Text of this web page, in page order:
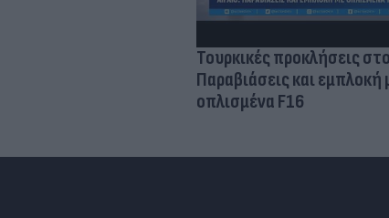
Τουρκικές προκλήσεις
Παραβιάσεις και εμπλοκή
οπλισμένα F16